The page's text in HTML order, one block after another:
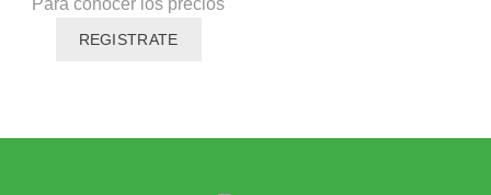
REGISTRATE